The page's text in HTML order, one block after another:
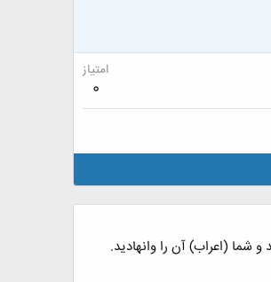
امتیاز
0
شما (اعراب) آن را وانهادید.